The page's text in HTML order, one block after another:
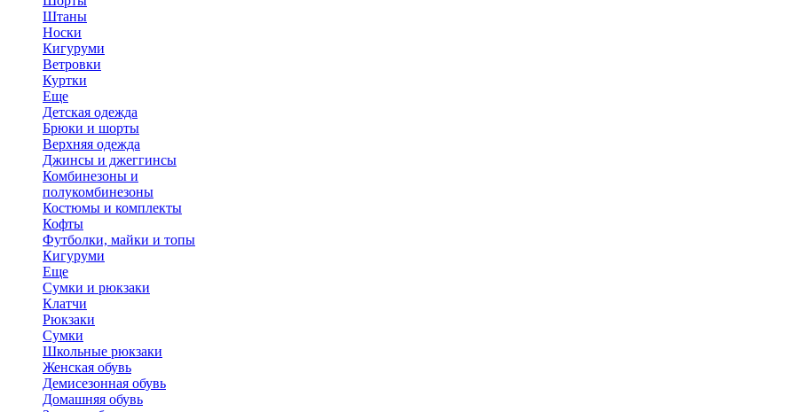
Штаны
Носки
Кигуруми
Ветровки
Куртки
Еще
Детская одежда
Брюки и шорты
Верхняя одежда
Джинсы и джеггинсы
Комбинезоны и
полукомбинезоны
Костюмы и комплекты
Кофты
Футболки, майки и топы
Кигуруми
Еще
Сумки и рюкзаки
Клатчи
Рюкзаки
Сумки
Школьные рюкзаки
Женская обувь
Демисезонная обувь
Домашняя обувь